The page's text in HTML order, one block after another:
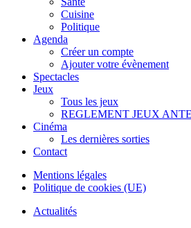
Cuisine
Politique
Agenda
Créer un compte
Ajouter votre évènement
Spectacles
Jeux
Tous les jeux
REGLEMENT JEUX
Cinéma
Les dernières sorties
Contact
Mentions légales
Politique de cookies (UE)
Actualités